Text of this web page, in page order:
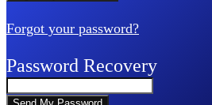
Forgot your password?
Password Recovery